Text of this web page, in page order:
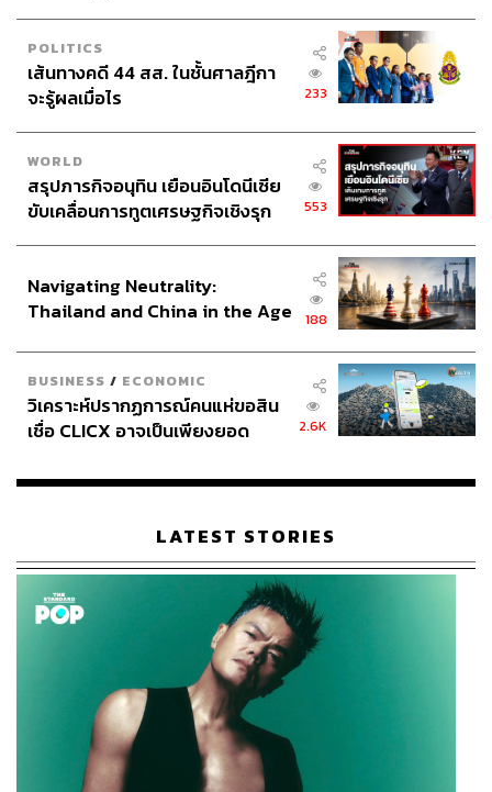
POLITICS
เส้นทางคดี 44 สส. ในชั้นศาลฎีกา
จะรู้ผลเมื่อไร
233
WORLD
สรุปภารกิจอนุทิน เยือนอินโดนีเซีย
ขับเคลื่อนการทูตเศรษฐกิจเชิงรุก
553
Navigating Neutrality:
Thailand and China in the Age
188
BUSINESS / ECONOMIC
วิเคราะห์ปรากฏการณ์คนแห่ขอสิน
เชื่อ CLICX อาจเป็นเพียงยอด
เรือนไทยที่ถูกซุกไว้
2.6K
LATEST STORIES